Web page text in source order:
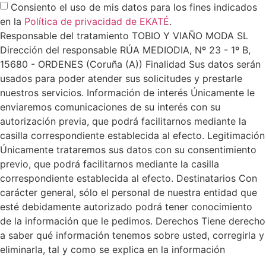
Consiento el uso de mis datos para los fines indicados
en la Política de privacidad de EKATÉ.
Responsable del tratamiento TOBIO Y VIAÑO MODA SL
Dirección del responsable RÚA MEDIODIA, Nº 23 - 1º B,
15680 - ORDENES (Coruña (A)) Finalidad Sus datos serán
usados para poder atender sus solicitudes y prestarle
nuestros servicios. Información de interés Únicamente le
enviaremos comunicaciones de su interés con su
autorización previa, que podrá facilitarnos mediante la
casilla correspondiente establecida al efecto. Legitimación
Únicamente trataremos sus datos con su consentimiento
previo, que podrá facilitarnos mediante la casilla
correspondiente establecida al efecto. Destinatarios Con
carácter general, sólo el personal de nuestra entidad que
esté debidamente autorizado podrá tener conocimiento
de la información que le pedimos. Derechos Tiene derecho
a saber qué información tenemos sobre usted, corregirla y
eliminarla, tal y como se explica en la información